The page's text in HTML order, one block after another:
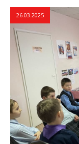
26.03.2025